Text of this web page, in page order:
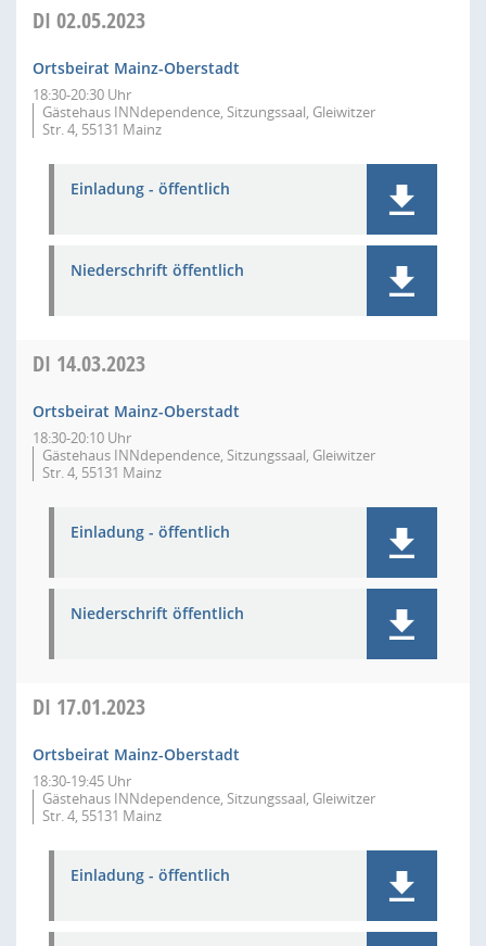
DI 02.05.2023
Ortsbeirat Mainz-Oberstadt
18:30-20:30 Uhr
Gästehaus INNdependence, Sitzungssaal, Gleiwitzer
Str. 4, 55131 Mainz
Einladung - öffentlich
Niederschrift öffentlich
DI 14.03.2023
Ortsbeirat Mainz-Oberstadt
18:30-20:10 Uhr
Gästehaus INNdependence, Sitzungssaal, Gleiwitzer
Str. 4, 55131 Mainz
Einladung - öffentlich
Niederschrift öffentlich
DI 17.01.2023
Ortsbeirat Mainz-Oberstadt
18:30-19:45 Uhr
Gästehaus INNdependence, Sitzungssaal, Gleiwitzer
Str. 4, 55131 Mainz
Einladung - öffentlich